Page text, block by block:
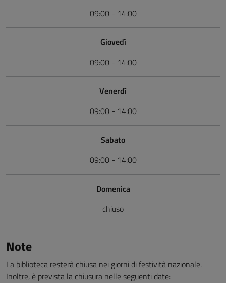
09:00 - 14:00
Giovedì
09:00 - 14:00
Venerdì
09:00 - 14:00
Sabato
09:00 - 14:00
Domenica
chiuso
Note
La biblioteca resterà chiusa nei giorni di festività nazionale.
Inoltre, è prevista la chiusura nelle seguenti date: